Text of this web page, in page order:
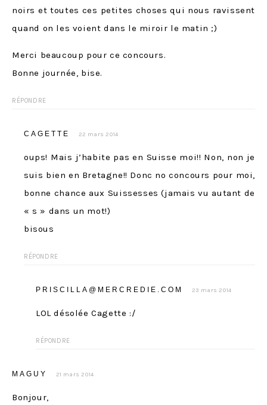
noirs et toutes ces petites choses qui nous ravissent
quand on les voient dans le miroir le matin ;)
Merci beaucoup pour ce concours.
Bonne journée, bise.
RÉPONDRE
CAGETTE 22 mars 2014
oups! Mais j’habite pas en Suisse moi!! Non, non je
suis bien en Bretagne!! Donc no concours pour moi,
bonne chance aux Suissesses (jamais vu autant de
« s » dans un mot!)
bisous
RÉPONDRE
PRISCILLA@MERCREDIE.COM 23 mars 2014
LOL désolée Cagette :/
RÉPONDRE
MAGUY 21 mars 2014
Bonjour,